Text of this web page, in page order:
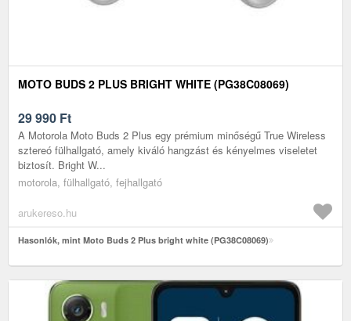
MOTO BUDS 2 PLUS BRIGHT WHITE (PG38C08069)
29 990 Ft
A Motorola Moto Buds 2 Plus egy prémium minőségű True Wireless
sztereó fülhallgató, amely kiváló hangzást és kényelmes viseletet
biztosít. Bright W...
motorola, fülhallgató, fejhallgató
arukereso.hu
Hasonlók, mint Moto Buds 2 Plus bright white (PG38C08069)